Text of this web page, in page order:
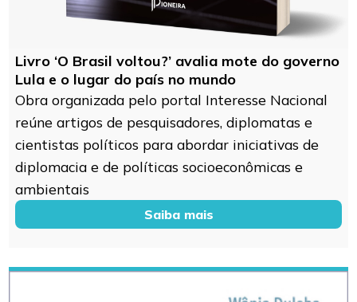
Livro ‘O Brasil voltou?’ avalia mote do governo
Lula e o lugar do país no mundo
Obra organizada pelo portal Interesse Nacional
reúne artigos de pesquisadores, diplomatas e
cientistas políticos para abordar iniciativas de
diplomacia e de políticas socioeconômicas e
ambientais
Saiba mais